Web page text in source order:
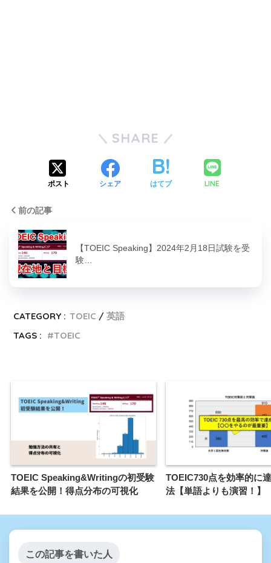
SHARE
ポスト シェア はてブ LINE
前の記事
【TOEIC Speaking】2024年2月18日試験を受
験…
CATEGORY : TOEIC
英語
TAGS :
TOEIC
TOEIC Speaking&Writingの初受験
結果を公開！得点分布の可視化
TOEIC730点を効率的に
法【単語よりも演習！】
この記事を書いた人